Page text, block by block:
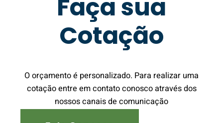
Faça sua
Cotação
O orçamento é personalizado. Para realizar uma
cotação entre em contato conosco através dos
nossos canais de comunicação